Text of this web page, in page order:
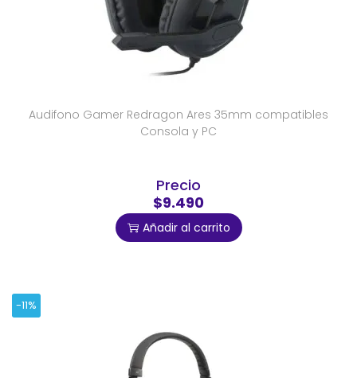
Audifono Gamer Redragon Ares 35mm compatibles
Consola y PC
Precio
$9.490
Añadir al carrito
-11%